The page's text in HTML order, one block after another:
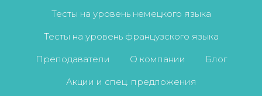
Тесты на уровень немецкого языка
Тесты на уровень французского языка
Преподаватели О компании Блог
Акции и спец. предложения